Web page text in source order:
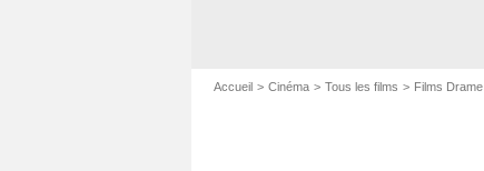
Accueil Cinéma Tous les films Films Drame